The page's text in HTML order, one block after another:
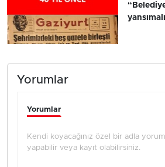
Yorumlar
Yorumlar
Kendi koyacağınız özel bir adla
yapabilir veya kayıt olabilirsiniz.